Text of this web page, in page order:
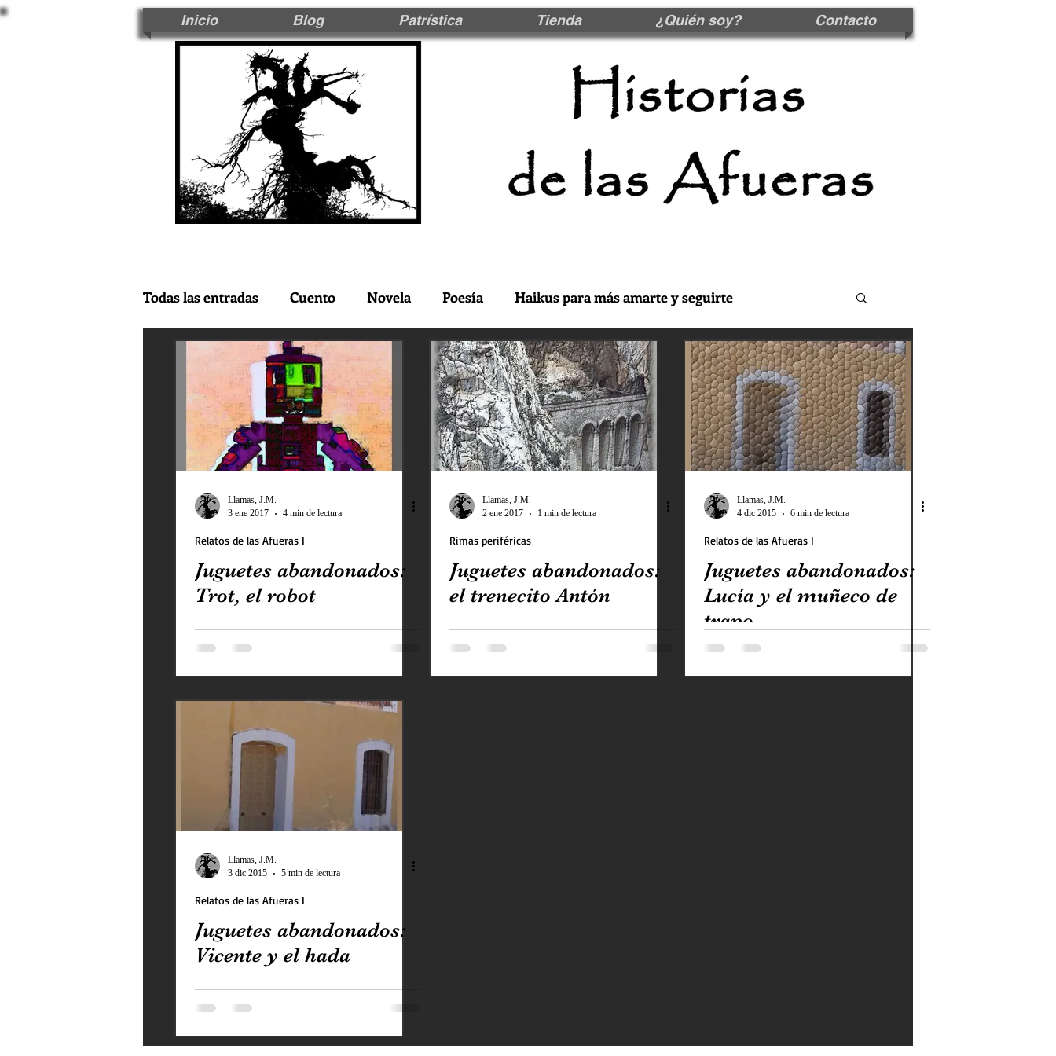
Inicio Blog Patrística Tienda ¿Quién soy? Contacto
Todas las entradas Cuento Novela Poesía Haikus para más amarte y seguirte
El Vampiro Malagueño Dios a las Afueras Cine a las Afueras Música a las Afueras
Patrística a las Afueras María de las Afueras Mes de Ejercicios Ignacianos
Pastores en la Patrística Los piratas del Go'El Chifladuras pastorales d ls Afueras
Relatos de las Afueras I La tormenta pálida
Rimas periféricas Relatos de las Afueras II Los casos de «El Cuervo»
Llamas, J.M.
3 ene 2017
4 min de lectura
Relatos de las Afueras I
Juguetes abandonados:
Trot, el robot
Llamas, J.M.
2 ene 2017
1 min de lectura
Rimas periféricas
Juguetes abandonados:
el trenecito Antón
Llamas, J.M.
4 dic 2015
6 min de lectura
Relatos de las Afueras I
Juguetes abandonados:
Lucía y el muñeco de
trapo
Llamas, J.M.
3 dic 2015
5 min de lectura
Relatos de las Afueras I
Juguetes abandonados:
Vicente y el hada